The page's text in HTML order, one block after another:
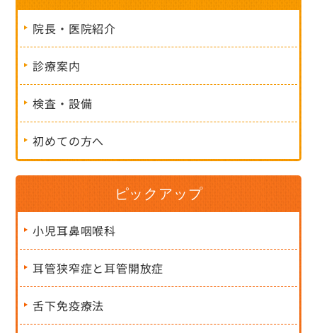
院長・医院紹介
診療案内
検査・設備
初めての方へ
ピックアップ
小児耳鼻咽喉科
耳管狭窄症と耳管開放症
舌下免疫療法